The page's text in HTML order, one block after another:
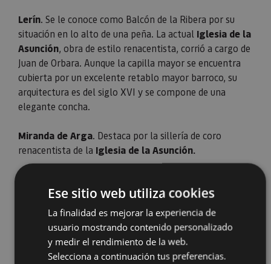
Lerín. Se le conoce como Balcón de la Ribera por su
situación en lo alto de una peña. La actual Iglesia de la
Asunción, obra de estilo renacentista, corrió a cargo de
Juan de Orbara. Aunque la capilla mayor se encuentra
cubierta por un excelente retablo mayor barroco, su
arquitectura es del siglo XVI y se compone de una
elegante concha.
Miranda de Arga. Destaca por la sillería de coro
renacentista de la Iglesia de la Asunción.
En cuanto a laarquitectura religiosadestacan las
iglesias de San Juan Bautista de Cintruénigo,
Asunciónde Cascante,Santa María de
,Santiago de Puente la Reina,Santo Domingo
Ese sitio web utiliza cookies
La finalidad es mejorar la experiencia de
usuario mostrando contenido personalizado
y medir el rendimiento de la web.
Selecciona a continuación tus preferencias.